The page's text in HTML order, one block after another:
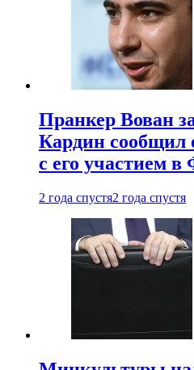
Пранкер Вован
Кардин сообщил
с его участием
2 года спустя2 года спустя